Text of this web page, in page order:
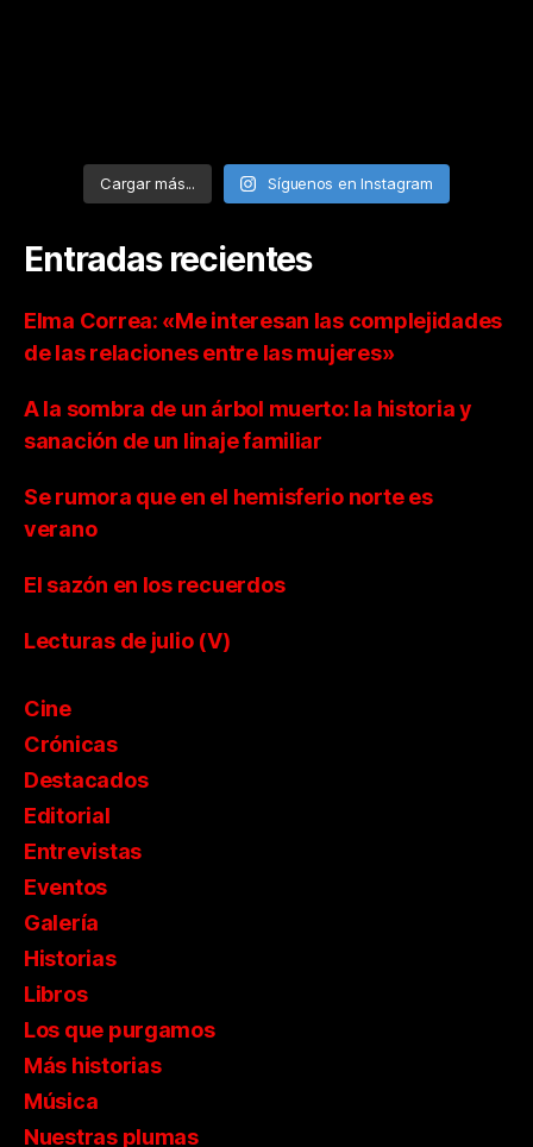
Cargar más... Síguenos en Instagram
Entradas recientes
Elma Correa: «Me interesan las complejidades
de las relaciones entre las mujeres»
A la sombra de un árbol muerto: la historia y
sanación de un linaje familiar
Se rumora que en el hemisferio norte es
verano
El sazón en los recuerdos
Lecturas de julio (V)
Cine
Crónicas
Destacados
Editorial
Entrevistas
Eventos
Galería
Historias
Libros
Los que purgamos
Más historias
Música
Nuestras plumas